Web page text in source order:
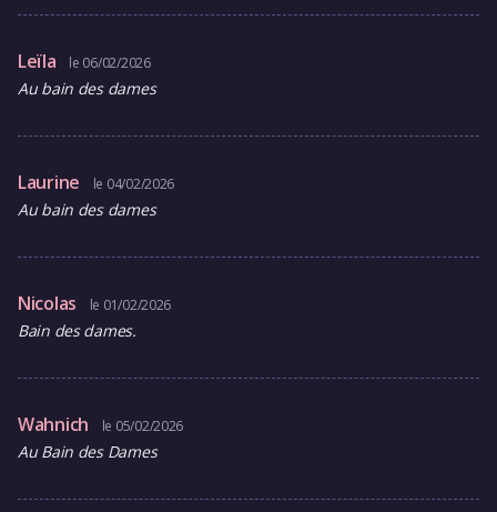
Leïla le 06/02/2026
Au bain des dames
Laurine le 04/02/2026
Au bain des dames
Nicolas le 01/02/2026
Bain des dames.
Wahnich le 05/02/2026
Au Bain des Dames